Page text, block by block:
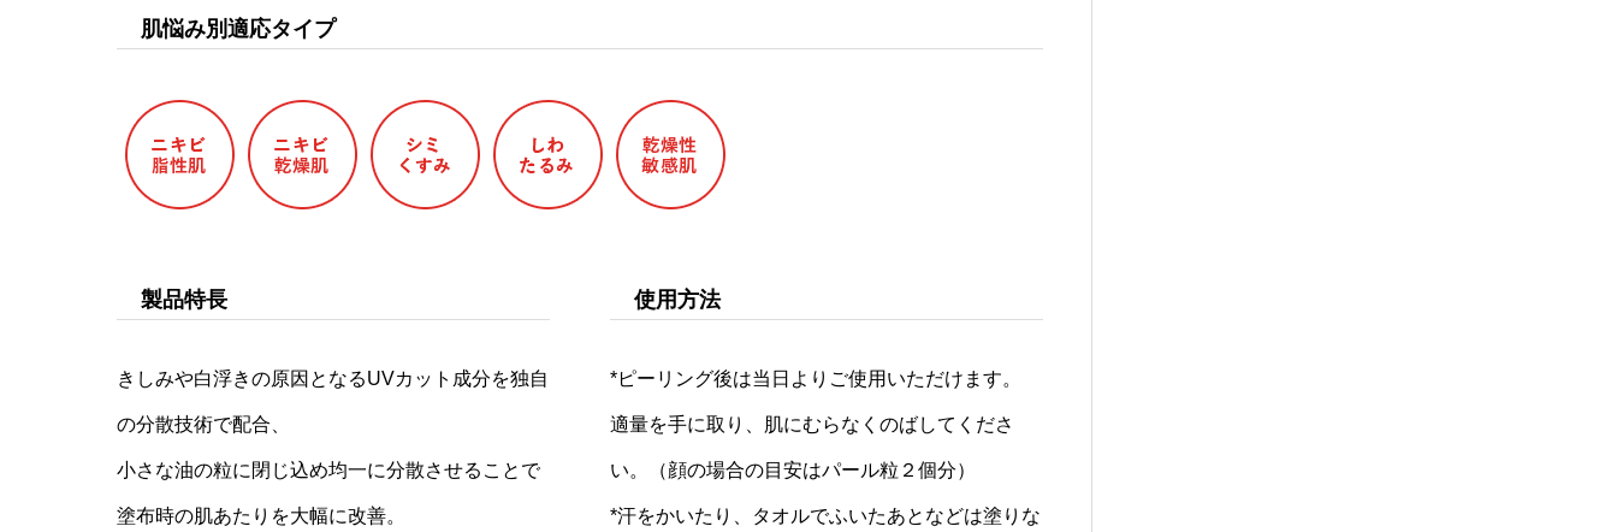
肌悩み別適応タイプ
製品特長
きしみや白浮きの原因となるUVカット成分を独自
の分散技術で配合、
小さな油の粒に閉じ込め均一に分散させることで
塗布時の肌あたりを大幅に改善。
使用方法
*ピーリング後は当日よりご使用いただけます。
適量を手に取り、肌にむらなくのばしてくださ
い。（顔の場合の目安はパール粒２個分）
*汗をかいたり、タオルでふいたあとなどは塗りな